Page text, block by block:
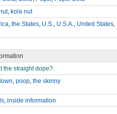
, kola nut
, the States, U.S., U.S.A., United States,
the straight dope?.
, poop, the skinny
, inside information